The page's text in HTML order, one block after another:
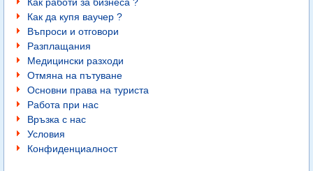
Как да купя ваучер ?
Въпроси и отговори
Разплащания
Медицински разходи
Отмяна на пътуване
Основни права на туриста
Работа при нас
Връзка с нас
Условия
Конфиденциалност